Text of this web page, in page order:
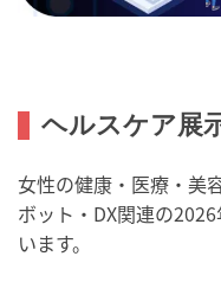
ヘルスケア展
女性の健康・医療・美
ボット・DX関連の
います。